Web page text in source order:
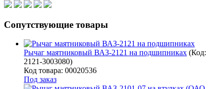
Сопутствующие товары
Рычаг маятниковый ВАЗ-2121 на подшипниках (Код:
2121-3003080)
Код товара: 00020536
Под заказ